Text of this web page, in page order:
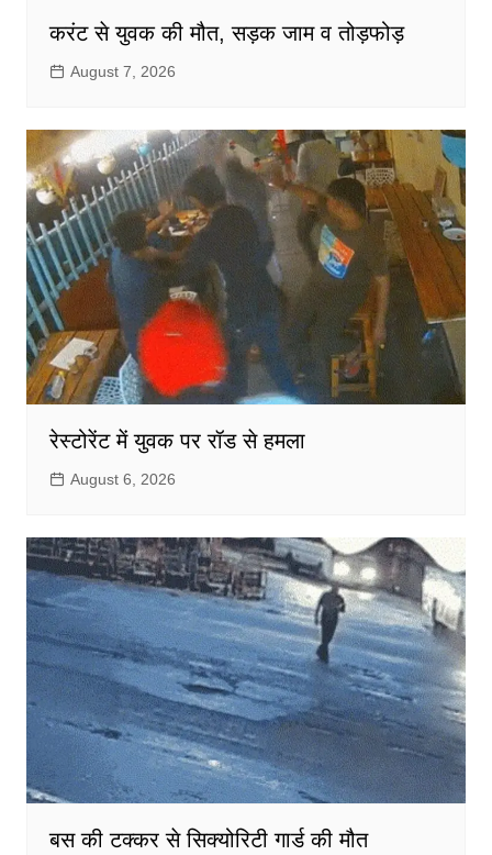
करंट से युवक की मौत, सड़क जाम व तोड़फोड़
August 7, 2026
रेस्टोरेंट में युवक पर रॉड से हमला
August 6, 2026
बस की टक्कर से सिक्योरिटी गार्ड की मौत